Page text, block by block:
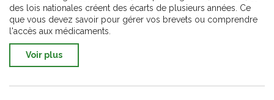
des lois nationales créent des écarts de plusieurs années. Ce
que vous devez savoir pour gérer vos brevets ou comprendre
l'accès aux médicaments.
Voir plus